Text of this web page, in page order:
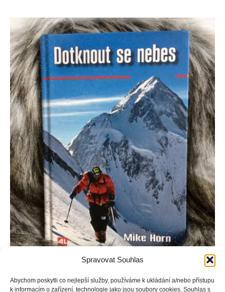
Spravovat Souhlas
Abychom poskytli co nejlepší služby, používáme k ukládání a/nebo přístupu
k informacím o zařízení, technologie jako jsou soubory cookies. Souhlas s